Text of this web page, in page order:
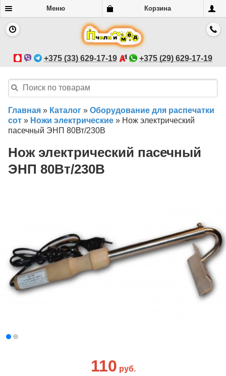
Меню Корзина
+375 (33) 629-17-19 +375 (29) 629-17-19
Главная » Каталог » Оборудование для распечатки
сот » Ножи электрические » Нож электрический
пасечный ЭНП 80Вт/230В
Нож электрический пасечный
ЭНП 80Вт/230В
110 руб.